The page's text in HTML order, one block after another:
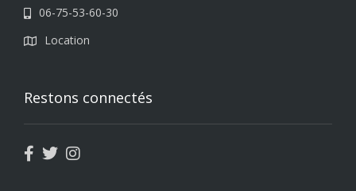
06-75-53-60-30
Location
Restons connectés